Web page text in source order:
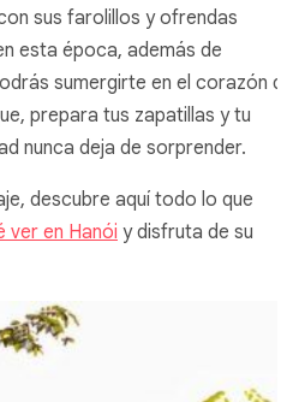
sus farolillos y ofrendas
esta época, además de
sumergirte en el corazón
prepara tus zapatillas y tu
nunca deja de sorprender.
descubre aquí todo lo que
ver en Hanói y disfruta de su